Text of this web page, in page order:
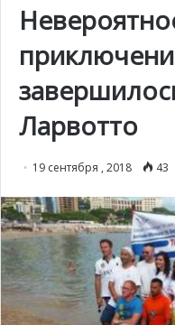
Ларвотто
19 сентября , 2018 43